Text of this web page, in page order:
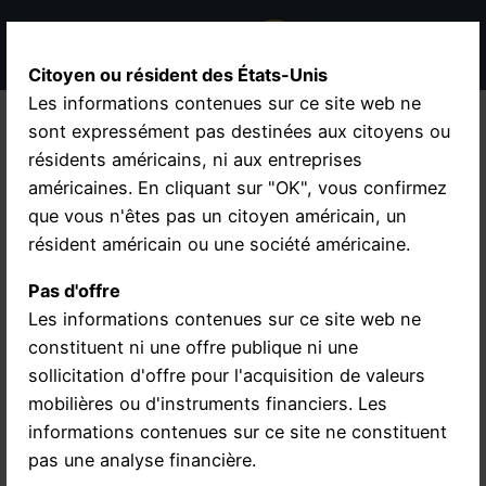
Citoyen ou résident des États-Unis
Les informations contenues sur ce site web ne
sont expressément pas destinées aux citoyens ou
résidents américains, ni aux entreprises
américaines. En cliquant sur "OK", vous confirmez
que vous n'êtes pas un citoyen américain, un
résident américain ou une société américaine.
Pas d'offre
Les informations contenues sur ce site web ne
constituent ni une offre publique ni une
sollicitation d'offre pour l'acquisition de valeurs
mobilières ou d'instruments financiers. Les
informations contenues sur ce site ne constituent
pas une analyse financière.
Action Nakiki
Hier finden Sie alle Informationen zur Nakiki-Aktie:
Capital social
Nombre
d'actions
5.787.703
WKN WNDL30
ISIN DE000WNDL300